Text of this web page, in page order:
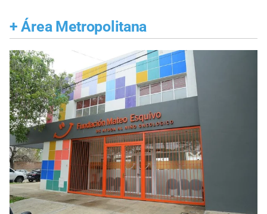
+ Área Metropolitana